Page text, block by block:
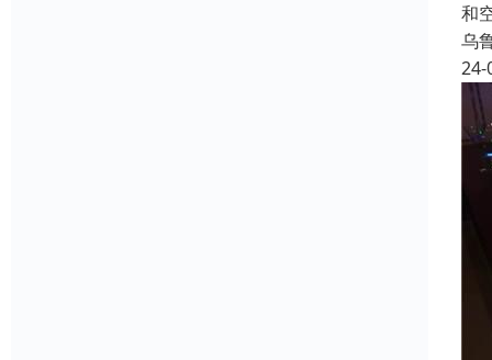
和
乌
24-